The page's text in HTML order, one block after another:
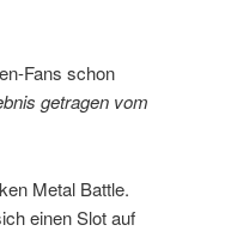
Fans schon
getragen vom
Metal Battle.
einen Slot auf